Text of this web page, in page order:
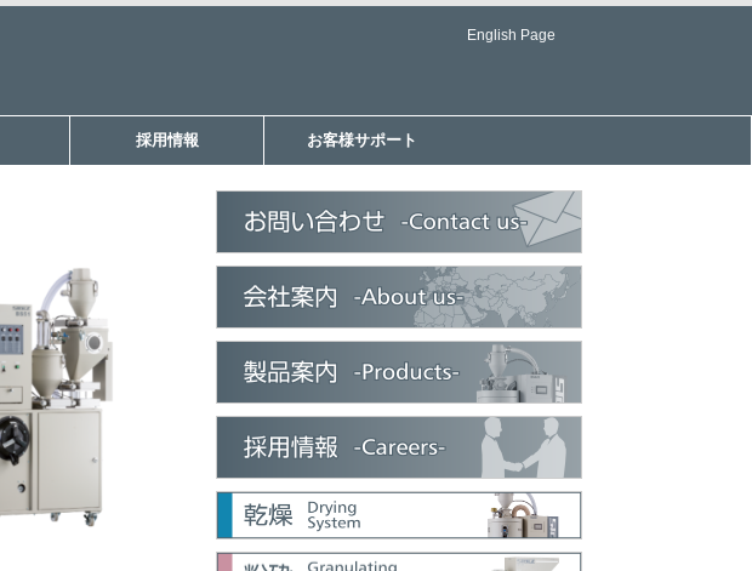
English Page
採用情報 お客様サポート